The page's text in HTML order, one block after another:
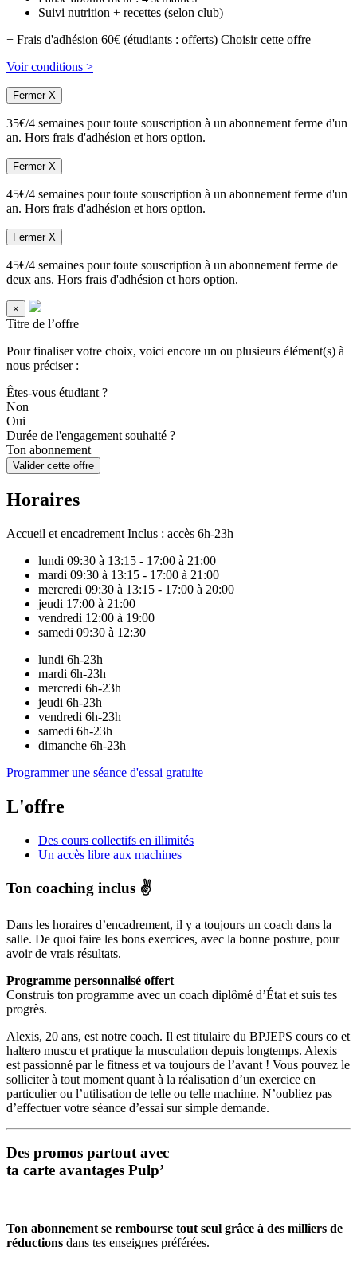
Suivi nutrition + recettes (selon club)
+ Frais d'adhésion 60€ (étudiants : offerts) Choisir cette offre
Voir conditions >
Fermer X
35€/4 semaines pour toute souscription à un abonnement ferme d'un
an. Hors frais d'adhésion et hors option.
Fermer X
45€/4 semaines pour toute souscription à un abonnement ferme d'un
an. Hors frais d'adhésion et hors option.
Fermer X
45€/4 semaines pour toute souscription à un abonnement ferme de
deux ans. Hors frais d'adhésion et hors option.
×
Titre de l’offre
Pour finaliser votre choix, voici encore un ou plusieurs élément(s) à
nous préciser :
Êtes-vous étudiant ?
Non
Oui
Durée de l'engagement souhaité ?
Ton abonnement
Valider cette offre
Horaires
Accueil et encadrement Inclus : accès 6h-23h
lundi 09:30 à 13:15 - 17:00 à 21:00
mardi 09:30 à 13:15 - 17:00 à 21:00
mercredi 09:30 à 13:15 - 17:00 à 20:00
jeudi 17:00 à 21:00
vendredi 12:00 à 19:00
samedi 09:30 à 12:30
lundi 6h-23h
mardi 6h-23h
mercredi 6h-23h
jeudi 6h-23h
vendredi 6h-23h
samedi 6h-23h
dimanche 6h-23h
Programmer une séance d'essai gratuite
L'offre
Des cours collectifs en illimités
Un accès libre aux machines
Ton coaching inclus ✌️
Dans les horaires d’encadrement, il y a toujours un coach dans la
salle. De quoi faire les bons exercices, avec la bonne posture, pour
avoir de vrais résultats.
Programme personnalisé offert
Construis ton programme avec un coach diplômé d’État et suis tes
progrès.
Alexis, 20 ans, est notre coach. Il est titulaire du BPJEPS cours co et
haltero muscu et pratique la musculation depuis longtemps. Alexis
est passionné par le fitness et va toujours de l’avant ! Vous pouvez le
solliciter à tout moment quant à la réalisation d’un exercice en
particulier ou l’utilisation de telle ou telle machine. N’oubliez pas
d’effectuer votre séance d’essai sur simple demande.
Des promos partout avec
ta carte avantages Pulp’
Ton abonnement se rembourse tout seul grâce à des milliers de
réductions dans tes enseignes préférées.